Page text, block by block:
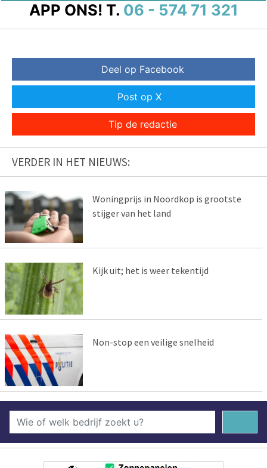
APP ONS! T. 06 - 574 71 321
Deel op Facebook
Post op X
Tip de redactie
VERDER IN HET NIEUWS:
Woningprijs in Noordkop is grootste
stijger van het land
Kijk uit; het is weer tekentijd
Non-stop een veilige snelheid